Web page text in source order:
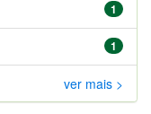
1
1
ver mais >